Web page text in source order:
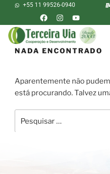
+55 11 99526-0940
NADA ENCONTRADO
Aparentemente não
está procurando. Talvez